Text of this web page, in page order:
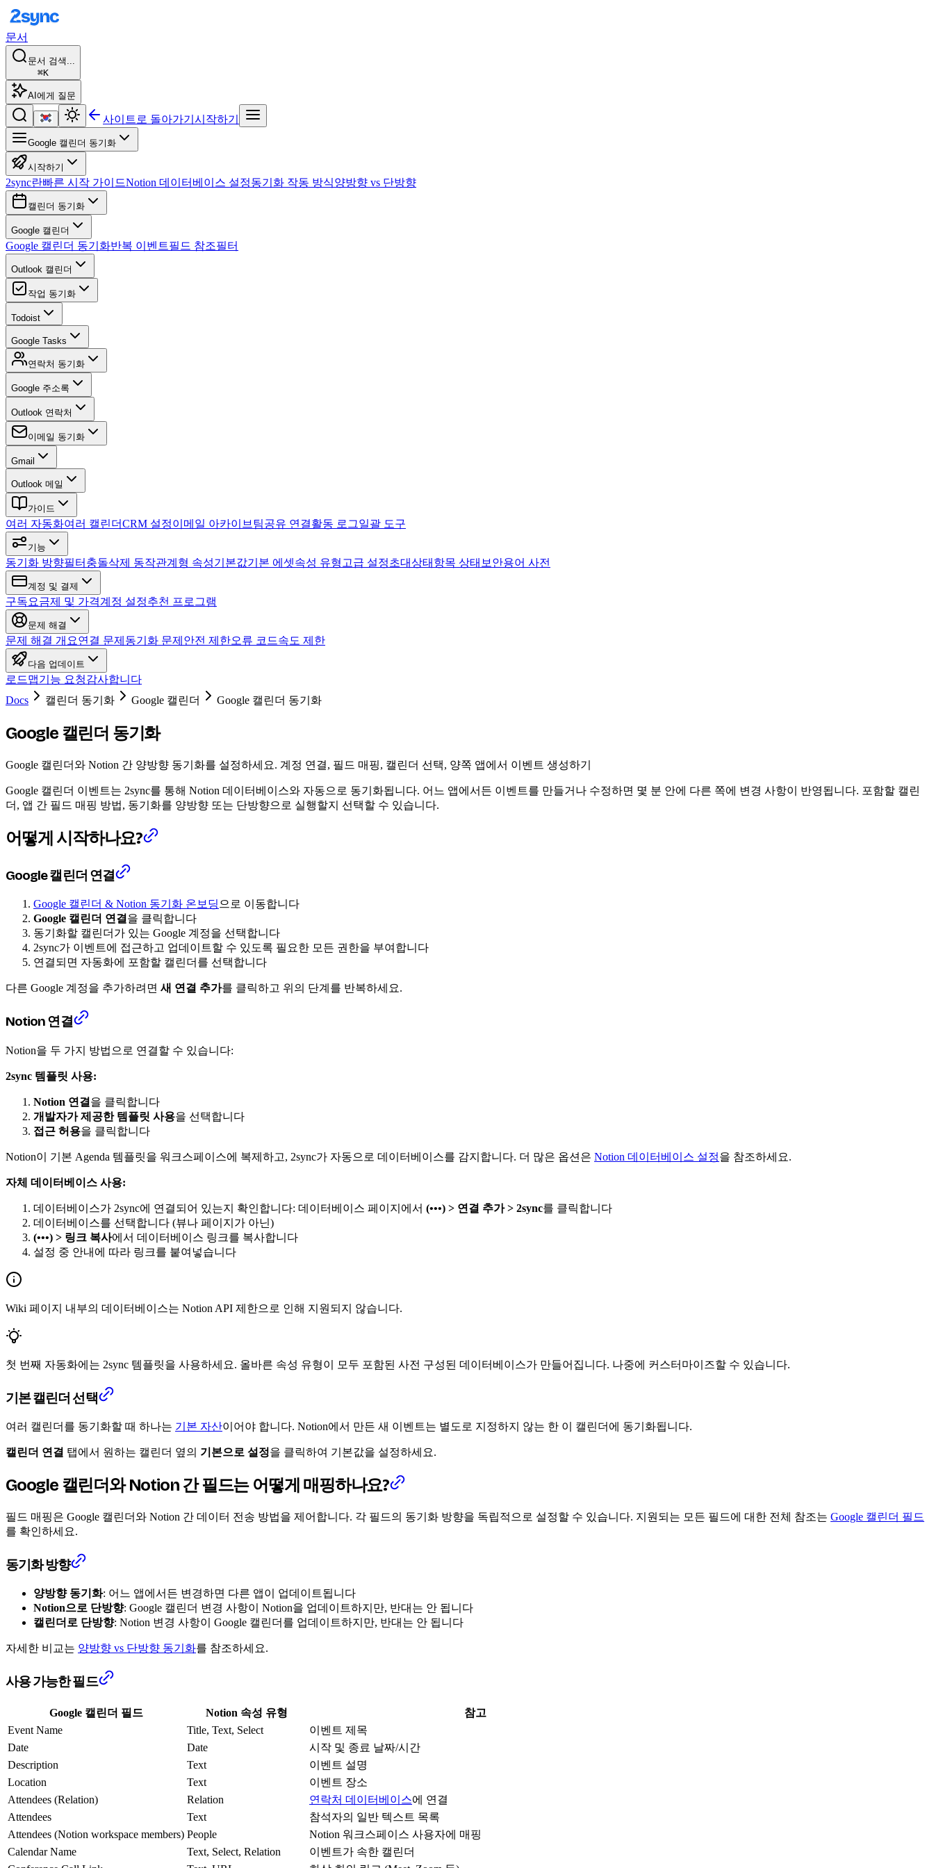
문서
문서 검색...
⌘K
AI에게 질문
사이트로 돌아가기 시작하기
Google 캘린더 동기화
시작하기
2sync란빠른 시작 가이드Notion 데이터베이스 설정동기화 작동 방식양방향 vs 단방향
캘린더 동기화
Google 캘린더
Google 캘린더 동기화반복 이벤트필드 참조필터
Outlook 캘린더
작업 동기화
Todoist
Google Tasks
연락처 동기화
Google 주소록
Outlook 연락처
이메일 동기화
Gmail
Outlook 메일
가이드
여러 자동화여러 캘린더CRM 설정이메일 아카이브 팀공유 연결활동 로그일괄 도구
기능
동기화 방향필터 충돌삭제 동작관계형 속성기본값기본 에셋속성 유형 고급 설정초대상태 항목 상태 보안용어 사전
계정 및 결제
구독요금제 및 가격계정 설정추천 프로그램
문제 해결
문제 해결 개요연결 문제 동기화 문제 안전 제한오류 코드속도 제한
다음 업데이트
로드맵기능 요청감사합니다
Docs
캘린더 동기화 Google 캘린더 Google 캘린더 동기화
Google 캘린더 동기화
Google 캘린더와 Notion 간 양방향 동기화를 설정하세요. 계정 연결, 필드 매핑, 캘린더 선택, 양쪽 앱에서 이벤트 생성하기
Google 캘린더 이벤트는 2sync를 통해 Notion 데이터베이스와 자동으로 동기화됩니다. 어느 앱에서든 이벤트를 만들거나 수정하면 몇 분 안에 다른 쪽에 변경 사항이 반영됩니다. 포함할 캘린
더, 앱 간 필드 매핑 방법, 동기화를 양방향 또는 단방향으로 실행할지 선택할 수 있습니다.
어떻게 시작하나요?
Google 캘린더 연결
Google 캘린더 & Notion 동기화 온보딩 으로 이동합니다
Google 캘린더 연결 을 클릭합니다
동기화할 캘린더가 있는 Google 계정을 선택합니다
2sync가 이벤트에 접근하고 업데이트할 수 있도록 필요한 모든 권한을 부여합니다
연결되면 자동화에 포함할 캘린더를 선택합니다
다른 Google 계정을 추가하려면 새 연결 추가를 클릭하고 위의 단계를 반복하세요.
Notion 연결
Notion을 두 가지 방법으로 연결할 수 있습니다:
2sync 템플릿 사용:
Notion 연결 을 클릭합니다
개발자가 제공한 템플릿 사용을 선택합니다
접근 허용을 클릭합니다
Notion이 기본 Agenda 템플릿을 워크스페이스에 복제하고, 2sync가 자동으로 데이터베이스를 감지합니다. 더 많은 옵션은 Notion 데이터베이스 설정을 참조하세요.
자체 데이터베이스 사용:
데이터베이스가 2sync에 연결되어 있는지 확인합니다: 데이터베이스 페이지에서 (•••) > 연결 추가 > 2sync를 클릭합니다
데이터베이스를 선택합니다 (뷰나 페이지가 아닌)
(•••) > 링크 복사에서 데이터베이스 링크를 복사합니다
설정 중 안내에 따라 링크를 붙여넣습니다
Wiki 페이지 내부의 데이터베이스는 Notion API 제한으로 인해 지원되지 않습니다.
첫 번째 자동화에는 2sync 템플릿을 사용하세요. 올바른 속성 유형이 모두 포함된 사전 구성된 데이터베이스가 만들어집니다. 나중에 커스터마이즈할 수 있습니다.
기본 캘린더 선택
여러 캘린더를 동기화할 때 하나는 기본 자산이어야 합니다. Notion에서 만든 새 이벤트는 별도로 지정하지 않는 한 이 캘린더에 동기화됩니다.
캘린더 연결 탭에서 원하는 캘린더 옆의 기본으로 설정을 클릭하여 기본값을 설정하세요.
Google 캘린더와 Notion 간 필드는 어떻게 매핑하나요?
필드 매핑은 Google 캘린더와 Notion 간 데이터 전송 방법을 제어합니다. 각 필드의 동기화 방향을 독립적으로 설정할 수 있습니다. 지원되는 모든 필드에 대한 전체 참조는 Google 캘린더 필드
를 확인하세요.
동기화 방향
양방향 동기화: 어느 앱에서든 변경하면 다른 앱이 업데이트됩니다
Notion으로 단방향: Google 캘린더 변경 사항이 Notion을 업데이트하지만, 반대는 안 됩니다
캘린더로 단방향: Notion 변경 사항이 Google 캘린더를 업데이트하지만, 반대는 안 됩니다
자세한 비교는 양방향 vs 단방향 동기화를 참조하세요.
사용 가능한 필드
Google 캘린더 필드 Notion 속성 유형
참고
Event Name
Title, Text, Select
이벤트 제목
Date
Date
시작 및 종료 날짜/시간
Description
Text
이벤트 설명
Location
Text
이벤트 장소
Attendees (Relation)
Relation 연락처 데이터베이스에 연결
Attendees
Text
참석자의 일반 텍스트 목록
Attendees (Notion workspace members) People
Notion 워크스페이스 사용자에 매핑
Calendar Name
Text, Select, Relation
이벤트가 속한 캘린더